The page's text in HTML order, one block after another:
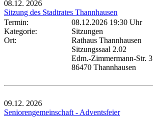
08.12. 2026
Sitzung des Stadtrates Thannhausen
Termin:
08.12.2026 19:30 Uhr
Kategorie:
Sitzungen
Ort:
Rathaus Thannhausen
Sitzungssaal 2.02
Edm.-Zimmermann-Str. 3
86470 Thannhausen
09.12. 2026
Seniorengemeinschaft - Adventsfeier